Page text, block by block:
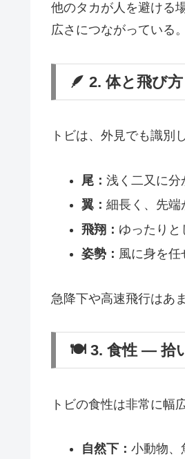
他のタカが人を避ける
広さにつながっている。
🪶 2. 体と飛び
トビは、外見でも識別
尾： 浅く二又に分
翼： 細長く、先端
飛翔： ゆったりと
姿勢： 風に身を任
急降下や高速飛行はあ
🍽️ 3. 食性 ― 拾
トビの食性は非常に幅
自然下： 小動物、